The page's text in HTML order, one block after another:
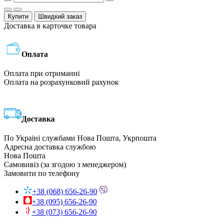
Купити Швидкий заказ
Доставка в карточке товара
Оплата
Оплата при отриманні
Оплата на розрахунковий рахунок
Доставка
По Україні службами Нова Пошта, Укрпошта
Адресна доставка службою
Нова Пошта
Самовивіз (за згодою з менеджером)
Замовити по телефону
+38 (068) 656-26-90
+38 (095) 656-26-90
+38 (073) 656-26-90